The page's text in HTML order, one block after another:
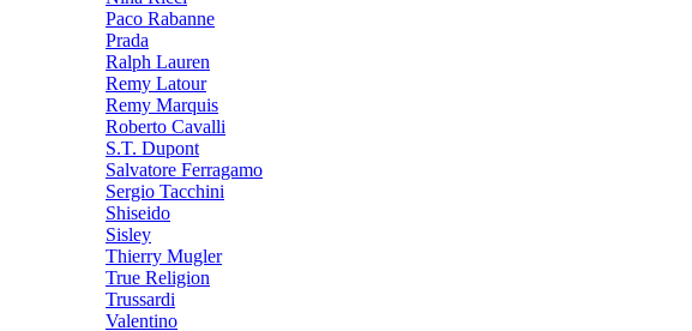
Paco Rabanne
Prada
Ralph Lauren
Remy Latour
Remy Marquis
Roberto Cavalli
S.T. Dupont
Salvatore Ferragamo
Sergio Tacchini
Shiseido
Sisley
Thierry Mugler
True Religion
Trussardi
Valentino